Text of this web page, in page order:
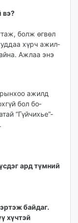
вэ?
болж өг­­вөл
хүрч ажил­
Ажлаа энэ
ажилд
бол бо­
“Гүй­чихье”-
ард түмний
байдаг.
хүчтэй